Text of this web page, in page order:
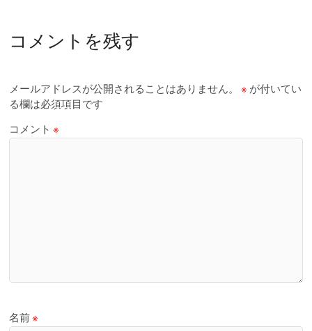
コメントを残す
メールアドレスが公開されることはありません。 ※ が付いてい
る欄は必須項目です
コメント※
名前※